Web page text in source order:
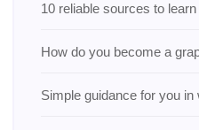
10 reliable sources to
How do you become a
Simple guidance for you in